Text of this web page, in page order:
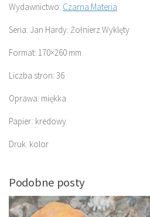
Wydawnictwo: Czarna Materia
Seria: Jan Hardy: Żołnierz Wyklęty
Format: 170×260 mm
Liczba stron: 36
Oprawa: miękka
Papier: kredowy
Druk: kolor
Podobne posty